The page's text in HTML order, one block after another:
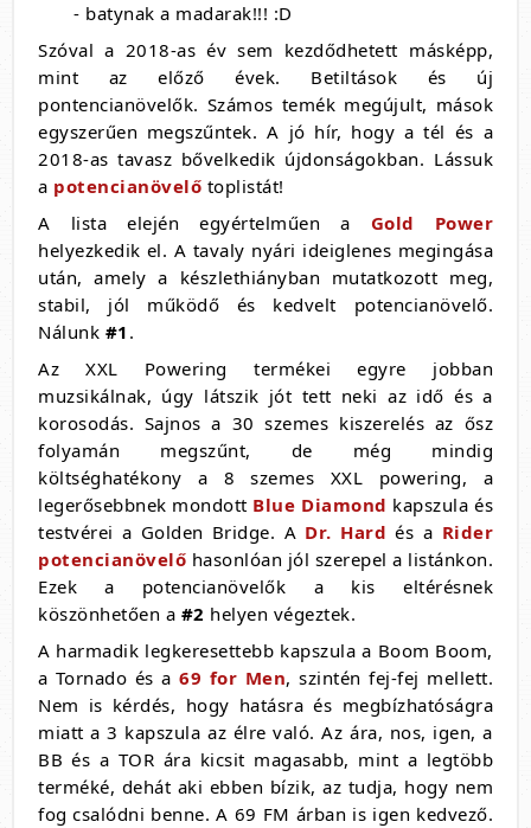
- batynak a madarak!!! :D
Szóval a 2018-as év sem kezdődhetett másképp,
mint az előző évek. Betiltások és új
pontencianövelők. Számos temék megújult, mások
egyszerűen megszűntek. A jó hír, hogy a tél és a
2018-as tavasz bővelkedik újdonságokban. Lássuk
a potencianövelő toplistát!
A lista elején egyértelműen a Gold Power
helyezkedik el. A tavaly nyári ideiglenes megingása
után, amely a készlethiányban mutatkozott meg,
stabil, jól működő és kedvelt potencianövelő.
Nálunk #1 .
Az XXL Powering termékei egyre jobban
muzsikálnak, úgy látszik jót tett neki az idő és a
korosodás. Sajnos a 30 szemes kiszerelés az ősz
folyamán megszűnt, de még mindig
költséghatékony a 8 szemes XXL powering, a
legerősebbnek mondott Blue Diamond kapszula és
testvérei a Golden Bridge. A Dr. Hard és a Rider
potencianövelő hasonlóan jól szerepel a listánkon.
Ezek a potencianövelők a kis eltérésnek
köszönhetően a #2 helyen végeztek.
A harmadik legkeresettebb kapszula a Boom Boom,
a Tornado és a69 for Men, szintén fej-fej mellett.
Nem is kérdés, hogy hatásra és megbízhatóságra
miatt a 3 kapszula az élre való. Az ára, nos, igen, a
BB és a TOR ára kicsit magasabb, mint a legtöbb
terméké, dehát aki ebben bízik, az tudja, hogy nem
fog csalódni benne. A 69 FM árban is igen kedvező.